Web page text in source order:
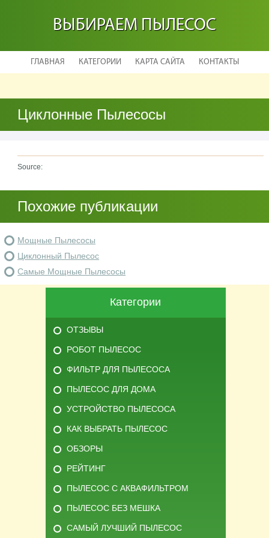
ВЫБИРАЕМ ПЫЛЕСОС
ГЛАВНАЯ КАТЕГОРИИ КАРТА САЙТА КОНТАКТЫ
Циклонные Пылесосы
Source:
Похожие публикации
Мощные Пылесосы
Циклонный Пылесос
Самые Мощные Пылесосы
Категории
ОТЗЫВЫ
РОБОТ ПЫЛЕСОС
ФИЛЬТР ДЛЯ ПЫЛЕСОСА
ПЫЛЕСОС ДЛЯ ДОМА
УСТРОЙСТВО ПЫЛЕСОСА
КАК ВЫБРАТЬ ПЫЛЕСОС
ОБЗОРЫ
РЕЙТИНГ
ПЫЛЕСОС С АКВАФИЛЬТРОМ
ПЫЛЕСОС БЕЗ МЕШКА
САМЫЙ ЛУЧШИЙ ПЫЛЕСОС